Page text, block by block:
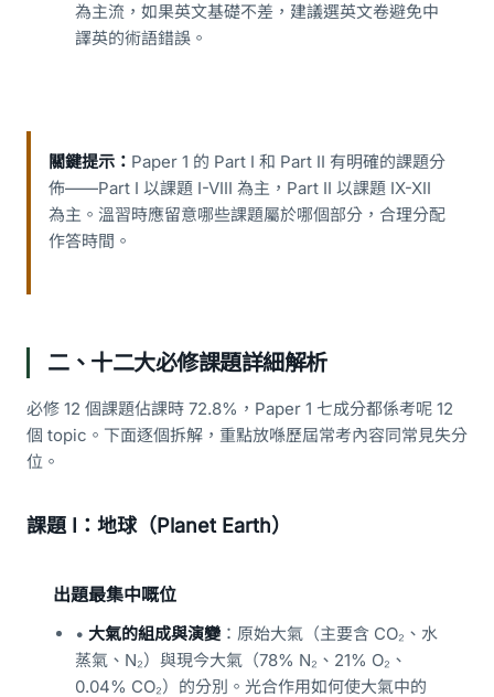
為主流，如果英文基礎不差，建議選英文卷避免中
譯英的術語錯誤。
關鍵提示： Paper 1 的 Part I 和 Part II 有明確的課題分
佈——Part I 以課題 I-VIII 為主，Part II 以課題 IX-XII
為主。溫習時應留意哪些課題屬於哪個部分，合理分配
作答時間。
二、十二大必修課題詳細解析
必修 12 個課題佔課時 72.8%，Paper 1 七成分都係考呢 12
個 topic。下面逐個拆解，重點放喺歷屆常考內容同常見失分
位。
課題 I：地球（Planet Earth）
出題最集中嘅位
• 大氣的組成與演變 ：原始大氣（主要含 CO₂、水
蒸氣、N₂）與現今大氣（78% N₂、21% O₂、
0.04% CO₂）的分別。光合作用如何使大氣中的